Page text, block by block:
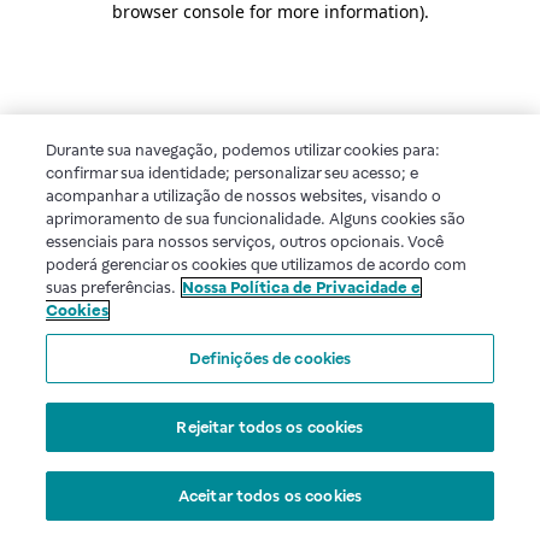
browser console for more information).
Durante sua navegação, podemos utilizar cookies para:
confirmar sua identidade; personalizar seu acesso; e
acompanhar a utilização de nossos websites, visando o
aprimoramento de sua funcionalidade. Alguns cookies são
essenciais para nossos serviços, outros opcionais. Você
poderá gerenciar os cookies que utilizamos de acordo com
suas preferências. Nossa Política de Privacidade e
Cookies
Definições de cookies
Rejeitar todos os cookies
Aceitar todos os cookies